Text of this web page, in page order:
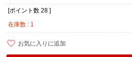
[ポイント数 28 ]
在庫数
1
お気に入りに追加